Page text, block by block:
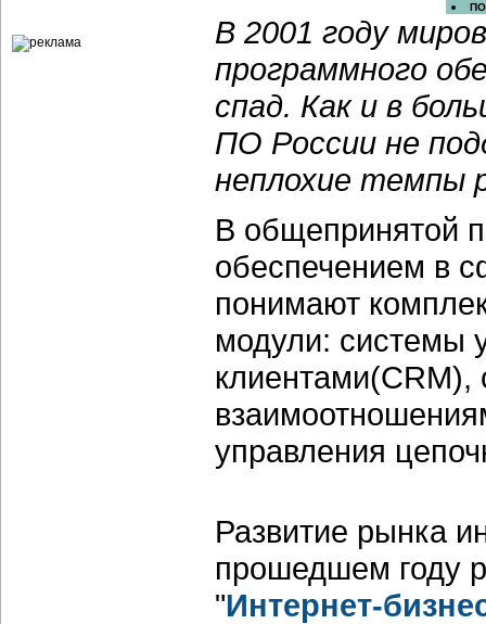
ПО
В 2001 году
программного
спад. Как и в
ПО России не
неплохие темпы
В общепринятой
обеспечением в
понимают
модули: системы
управления
Развитие рынка
прошедшем году
"Интернет-